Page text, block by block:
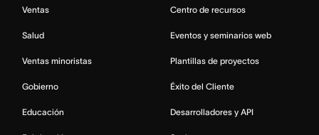
Ventas
Salud
Ventas minoristas
Gobierno
Educación
Centro de recursos
Eventos y seminarios web
Plantillas de proyectos
Éxito del Cliente
Desarrolladores y API